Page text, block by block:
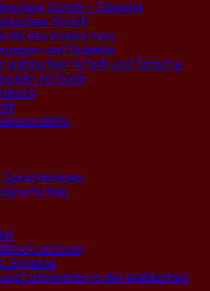
Schrift + Sprache
Schrift
des Arabischen
und Dialekte
arabischen Schrift und Sprache
im Islam
Sprachproben
erlernen
Sprache
Lehnwörter in der arabischen